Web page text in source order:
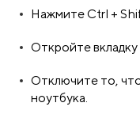
Нажмите Ctrl +
Откройте
Отключите то,
ноутбука.